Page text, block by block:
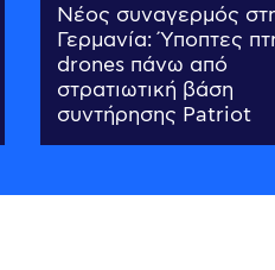
Νέος συναγερμός
Γερμανία: Ύποπτες
drones πάνω από
στρατιωτική βάση
συντήρησης Patriot